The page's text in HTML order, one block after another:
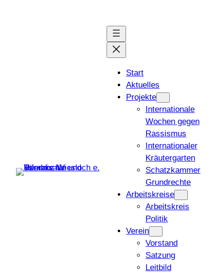
Start
Aktuelles
Projekte
Internationale
Wochen gegen
Rassismus
Internationaler
Kräutergarten
Schatzkammer
Grundrechte
Arbeitskreise
Arbeitskreis
Politik
Verein
Vorstand
Satzung
Leitbild